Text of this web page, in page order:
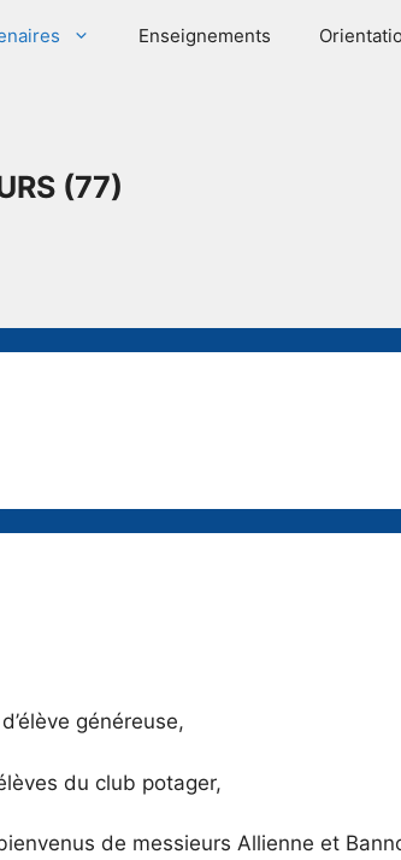
Enseignements
(77)
généreuse,
du club potager,
de messieurs Allienne et